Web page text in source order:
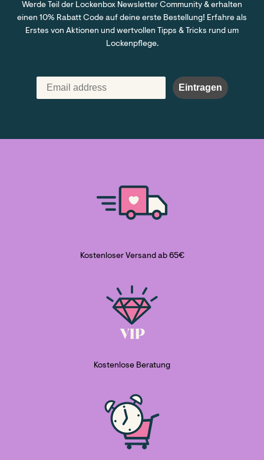
Werde Teil der Lockenbox Newsletter Community & erhalten
einen 10% Rabatt Code auf deine erste Bestellung! Erfahre als
Erstes von Aktionen und wertvollen Tipps & Tricks rund um
Lockenpflege.
Eintragen
Kostenloser Versand ab 65€
Kostenlose Beratung